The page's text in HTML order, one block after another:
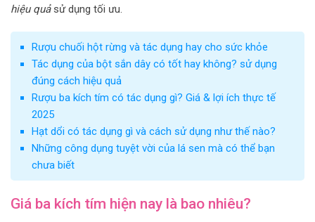
hiệu quả sử dụng tối ưu.
Rượu chuối hột rừng và tác dụng hay cho sức khỏe
Tác dụng của bột sắn dây có tốt hay không? sử dụng
đúng cách hiệu quả
Rượu ba kích tím có tác dụng gì? Giá & lợi ích thực tế
2025
Hạt dổi có tác dụng gì và cách sử dụng như thế nào?
Những công dụng tuyệt vời của lá sen mà có thể bạn
chưa biết
Giá ba kích tím hiện nay là bao nhiêu?